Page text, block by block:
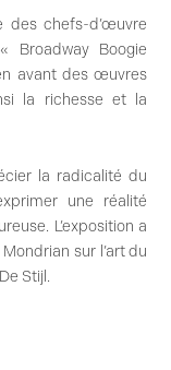
des chefs-d’œuvre
Boogie
avant des œuvres
la richesse et la
la radicalité du
une réalité
L’exposition a
sur l’art du
Stijl.